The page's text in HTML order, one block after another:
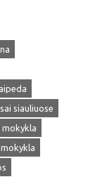
siauliuose